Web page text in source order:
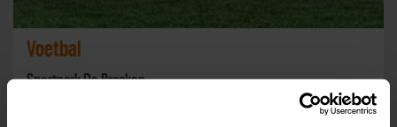
Voetbal
Sportpark De Braaken